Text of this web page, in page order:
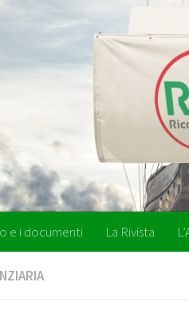
e i documenti La Rivista